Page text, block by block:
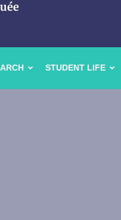
STUDENT LIFE